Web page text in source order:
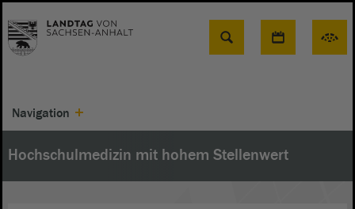
Suche
Navigation
Hochschulmedizin mit hohem Stellenwert